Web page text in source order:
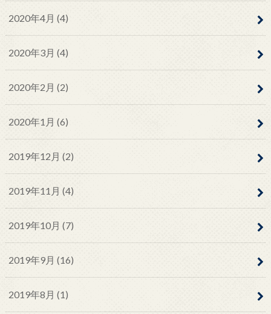
2020年4月 (4)
2020年3月 (4)
2020年2月 (2)
2020年1月 (6)
2019年12月 (2)
2019年11月 (4)
2019年10月 (7)
2019年9月 (16)
2019年8月 (1)